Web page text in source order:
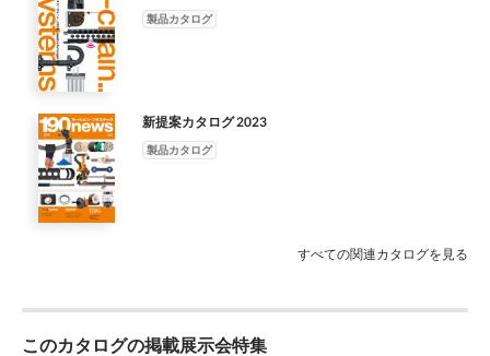
のベアリングは軽量であり、 の存在でいることであります。常
に最上級 きます。 してきました。 機械自体の軽量化やそれに伴
なうエネルギー浪費を抑えるこ の品質の製品を生産し、革新的
な製品を開 低摩耗で摩擦係数が低い高性能樹脂「トライボポリ
マー」 そ とができます。 発し続けていくことをお約束いたしま
す。 の優れた技術によって、私どもは電力供給部品とベアリン
グ の製造・開発において世界的リーダー企業になりました。 36
37
製品カタログ
新提案カタログ 2023
製品カタログ
すべての関連カタログを見る
このカタログの掲載展示会特集